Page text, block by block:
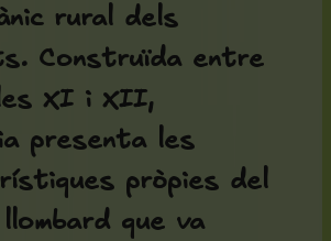
rural dels
Construïda entre
XI i XII,
presenta les
pròpies del
que va